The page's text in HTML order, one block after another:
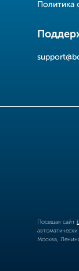
Политика
Посещая сайт
Москва,